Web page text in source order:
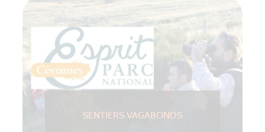
SENTIERS VAGABONDS